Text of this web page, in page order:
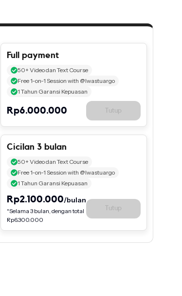
Full payment
50+ Video dan Text Course
Free 1-on-1 Session with @lwastuargo
1 Tahun Garansi Kepuasan
Rp6.000.000 Tutup
Cicilan 3 bulan
50+ Video dan Text Course
Free 1-on-1 Session with @lwastuargo
1 Tahun Garansi Kepuasan
Rp2.100.000/bulan
*Selama 3 bulan, dengan total
Rp6.300.000
Tutup